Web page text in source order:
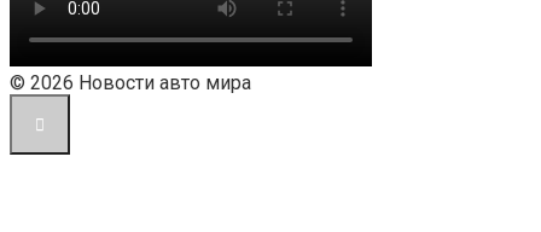
© 2026 Новости авто мира